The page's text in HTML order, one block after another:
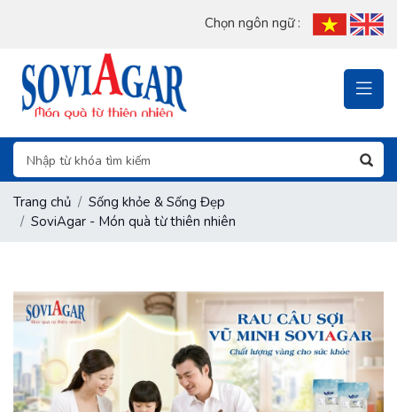
Chọn ngôn ngữ :
Trang chủ
Sống khỏe & Sống Đẹp
SoviAgar - Món quà từ thiên nhiên